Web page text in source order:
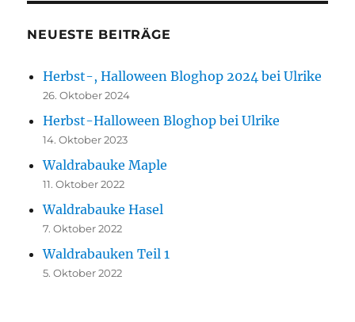
NEUESTE BEITRÄGE
Herbst-, Halloween Bloghop 2024 bei Ulrike
26. Oktober 2024
Herbst-Halloween Bloghop bei Ulrike
14. Oktober 2023
Waldrabauke Maple
11. Oktober 2022
Waldrabauke Hasel
7. Oktober 2022
Waldrabauken Teil 1
5. Oktober 2022